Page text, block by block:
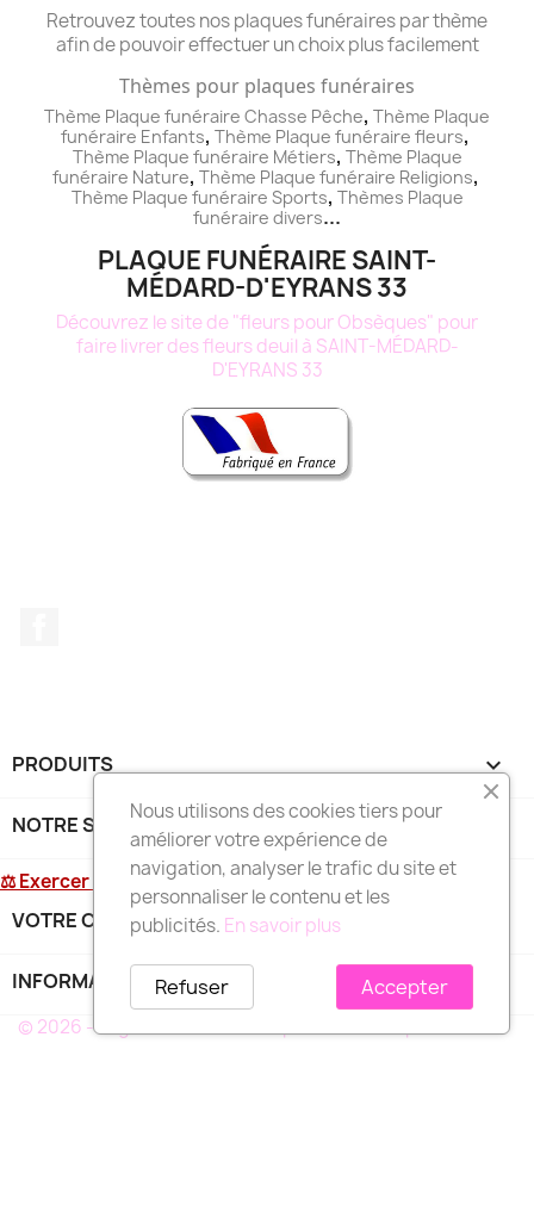
Retrouvez toutes nos plaques funéraires par thème
afin de pouvoir effectuer un choix plus facilement
Thèmes pour plaques funéraires
Thème Plaque funéraire Chasse Pêche, Thème Plaque
funéraire Enfants, Thème Plaque funéraire fleurs,
Thème Plaque funéraire Métiers, Thème Plaque
funéraire Nature, Thème Plaque funéraire Religions,
Thème Plaque funéraire Sports, Thèmes Plaque
funéraire divers...
PLAQUE FUNÉRAIRE SAINT-
MÉDARD-D'EYRANS 33
Découvrez le site de "fleurs pour Obsèques" pour
faire livrer des fleurs deuil à SAINT-MÉDARD-
D'EYRANS 33
PRODUITS 
NOTRE SOCIÉTÉ
⚖ Exercer mon droit de rétractation
VOTRE COMPTE
INFORMATIONS
© 2026 - Logiciel e-commerce par PrestaShop™
Nous utilisons des cookies tiers pour
améliorer votre expérience de
navigation, analyser le trafic du site et
personnaliser le contenu et les
publicités. En savoir plus
Accepter
Refuser